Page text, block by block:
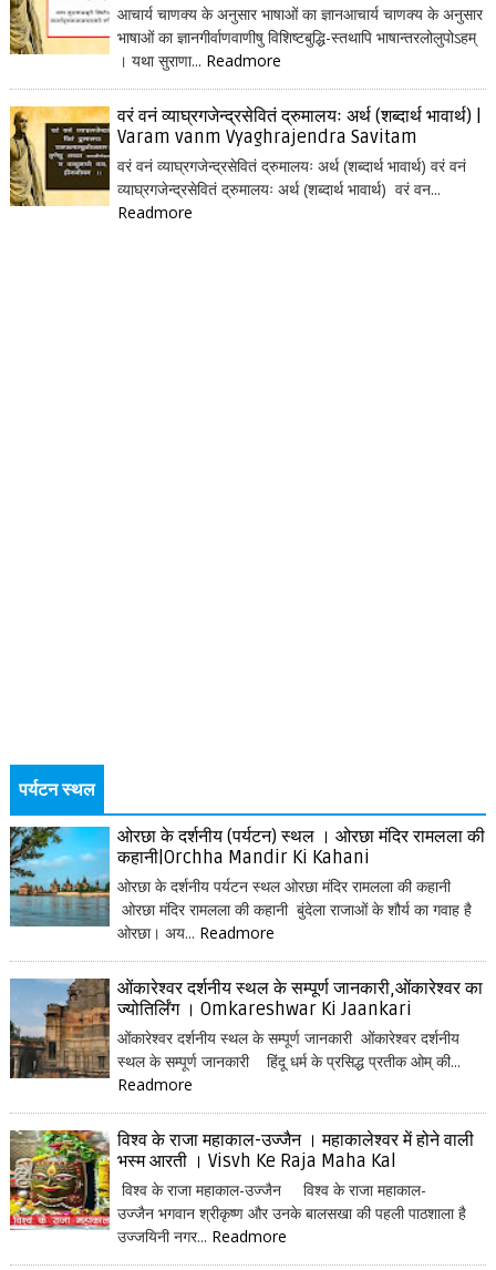
आचार्य चाणक्य के अनुसार भाषाओं का ज्ञानआचार्य चाणक्य के अनुसार
भाषाओं का ज्ञानगीर्वाणवाणीषु विशिष्टबुद्धि-स्तथापि भाषान्तरलोलुपोऽहम्
। यथा सुराणा... Readmore
वरं वनं व्याघ्रगजेन्द्रसेवितं द्रुमालयः अर्थ (शब्दार्थ भावार्थ) |
Varam vanm Vyaghrajendra Savitam
वरं वनं व्याघ्रगजेन्द्रसेवितं द्रुमालयः अर्थ (शब्दार्थ भावार्थ) वरं वनं
व्याघ्रगजेन्द्रसेवितं द्रुमालयः अर्थ (शब्दार्थ भावार्थ) वरं वन...
Readmore
पर्यटन स्थल
ओरछा के दर्शनीय (पर्यटन) स्थल । ओरछा मंदिर रामलला की
कहानी|Orchha Mandir Ki Kahani
ओरछा के दर्शनीय पर्यटन स्थल ओरछा मंदिर रामलला की कहानी
ओरछा मंदिर रामलला की कहानी बुंदेला राजाओं के शौर्य का गवाह है
ओरछा। अय... Readmore
ओंकारेश्वर दर्शनीय स्थल के सम्पूर्ण जानकारी,ओंकारेश्वर का
ज्योतिर्लिंग । Omkareshwar Ki Jaankari
ओंकारेश्वर दर्शनीय स्थल के सम्पूर्ण जानकारी ओंकारेश्वर दर्शनीय
स्थल के सम्पूर्ण जानकारी हिंदू धर्म के प्रसिद्ध प्रतीक ओम् की...
Readmore
विश्व के राजा महाकाल-उज्जैन । महाकालेश्वर में होने वाली
भस्म आरती । Visvh Ke Raja Maha Kal
विश्व के राजा महाकाल-उज्जैन विश्व के राजा महाकाल-
उज्जैन भगवान श्रीकृष्ण और उनके बालसखा की पहली पाठशाला है
उज्जयिनी नगर... Readmore